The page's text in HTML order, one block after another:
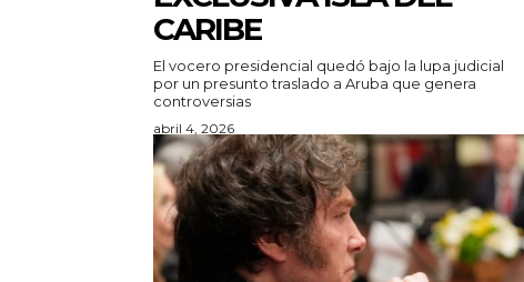
CARIBE
El vocero presidencial quedó bajo la lupa judicial
por un presunto traslado a Aruba que genera
controversias
abril 4, 2026